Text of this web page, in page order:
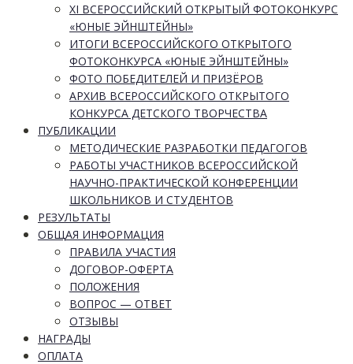
XI ВСЕРОССИЙСКИЙ ОТКРЫТЫЙ ФОТОКОНКУРС
«ЮНЫЕ ЭЙНШТЕЙНЫ»
ИТОГИ ВСЕРОССИЙСКОГО ОТКРЫТОГО
ФОТОКОНКУРСА «ЮНЫЕ ЭЙНШТЕЙНЫ»
ФОТО ПОБЕДИТЕЛЕЙ И ПРИЗЁРОВ
АРХИВ ВСЕРОССИЙСКОГО ОТКРЫТОГО
КОНКУРСА ДЕТСКОГО ТВОРЧЕСТВА
ПУБЛИКАЦИИ
МЕТОДИЧЕСКИЕ РАЗРАБОТКИ ПЕДАГОГОВ
РАБОТЫ УЧАСТНИКОВ ВСЕРОССИЙСКОЙ
НАУЧНО-ПРАКТИЧЕСКОЙ КОНФЕРЕНЦИИ
ШКОЛЬНИКОВ И СТУДЕНТОВ
РЕЗУЛЬТАТЫ
ОБЩАЯ ИНФОРМАЦИЯ
ПРАВИЛА УЧАСТИЯ
ДОГОВОР-ОФЕРТА
ПОЛОЖЕНИЯ
ВОПРОС — ОТВЕТ
ОТЗЫВЫ
НАГРАДЫ
ОПЛАТА